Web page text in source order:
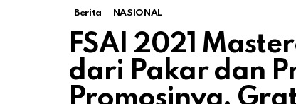
Berita NASIONAL
FSAI 2021
dari Pakar dan
Promosinya,